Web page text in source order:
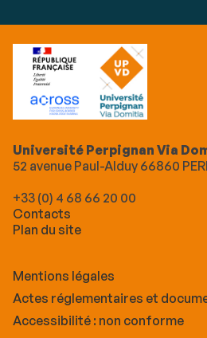
Université Perpignan Via
52 avenue Paul-Alduy 66860
+33 (0) 4 68 66 20 00
Contacts
Plan du site
Mentions légales
Actes réglementaires et
Accessibilité : non conforme